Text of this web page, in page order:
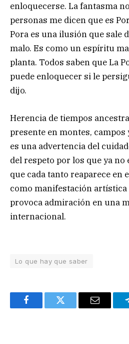
enloquecerse. La fantasma
personas me dicen que es
Pora es una ilusión que sale
malo. Es como un espíritu
planta. Todos saben que La
puede enloquecer si le
dijo.
Herencia de tiempos
presente en montes,
es una advertencia del
del respeto por los que ya no
que cada tanto reaparece en
como manifestación artística
provoca admiración en una
internacional.
Lo que hay que saber
FacebookTwitter Email